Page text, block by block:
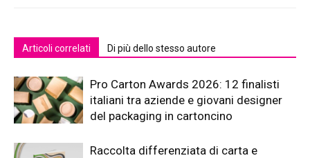
Articoli correlati Di più dello stesso autore
Pro Carton Awards 2026: 12 finalisti
italiani tra aziende e giovani designer
del packaging in cartoncino
Raccolta differenziata di carta e